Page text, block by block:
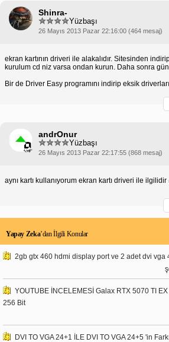
Shinra-
Yüzbaşı
26 Mayıs 2013 Pazar 22:16:00 (464 mesaj)
ekran kartının driveri ile alakalıdır. Sitesinden
kurulum cd niz varsa ondan kurun. Daha sonra
Bir de Driver Easy programını indirip eksik
andrOnur
Yüzbaşı
26 Mayıs 2013 Pazar 22:17:55 (868 mesaj)
aynı kartı kullanıyorum ekran kartı driveri ile
Yapay Zeka’dan İlgili Konular
2gb gtx 460 hdmi display port ve 2 adet dvi vga
YOUTUBE İNCELEMESİ Galax RTX 5070 TI
256 Bit
DVI TO VGA 24+1 İLE DVI TO VGA 24+5 'in